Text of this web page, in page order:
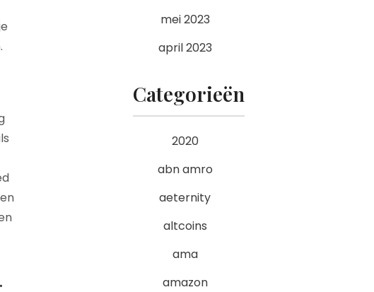
mei 2023
april 2023
Categorieën
2020
abn amro
aeternity
altcoins
ama
amazon